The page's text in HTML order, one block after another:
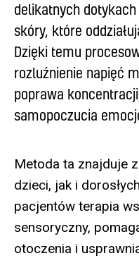
delikatnych
skóry, które
Dzięki temu
rozluźnienie napięć
poprawa
samopoczucia
Metoda ta znajduje
dzieci, jak i
pacjentów terapia
sensoryczny,
otoczenia i